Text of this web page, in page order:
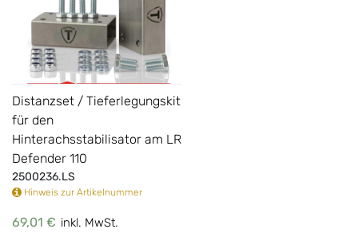
Distanzset / Tieferlegungskit
für den
Hinterachsstabilisator am LR
Defender 110
2500236.LS
Hinweis zur Artikelnummer
69,01 € inkl. MwSt.